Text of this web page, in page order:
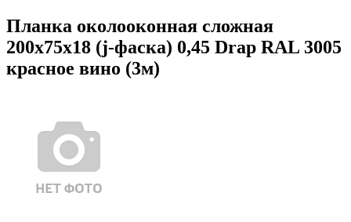
Планка околооконная сложная
200х75х18 (j-фаска) 0,45 Drap RAL 3005
красное вино (3м)